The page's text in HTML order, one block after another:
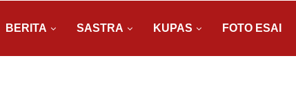
BERITA SASTRA KUPAS FOTO ESAI